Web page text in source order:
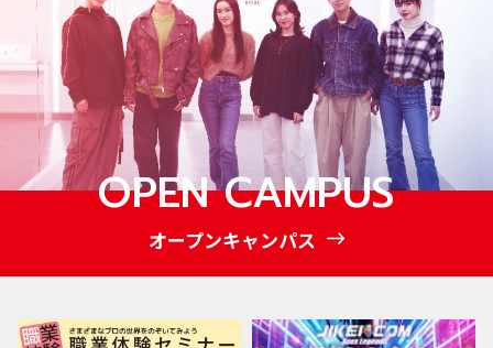
OPEN CAMPUS
オープンキャンパス